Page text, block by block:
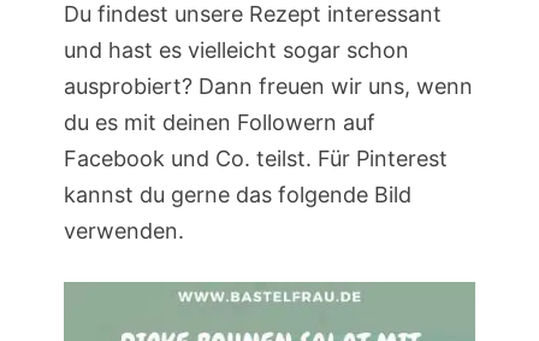
Du findest unsere Rezept interessant
und hast es vielleicht sogar schon
ausprobiert? Dann freuen wir uns, wenn
du es mit deinen Followern auf
Facebook und Co. teilst. Für Pinterest
kannst du gerne das folgende Bild
verwenden.